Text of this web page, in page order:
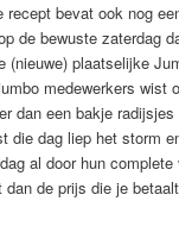
recept bevat ook nog
de bewuste zaterdag
(nieuwe) plaatselijke
medewerkers wist
dan een bakje radijsjes
die dag liep het storm
al door hun
de prijs die je